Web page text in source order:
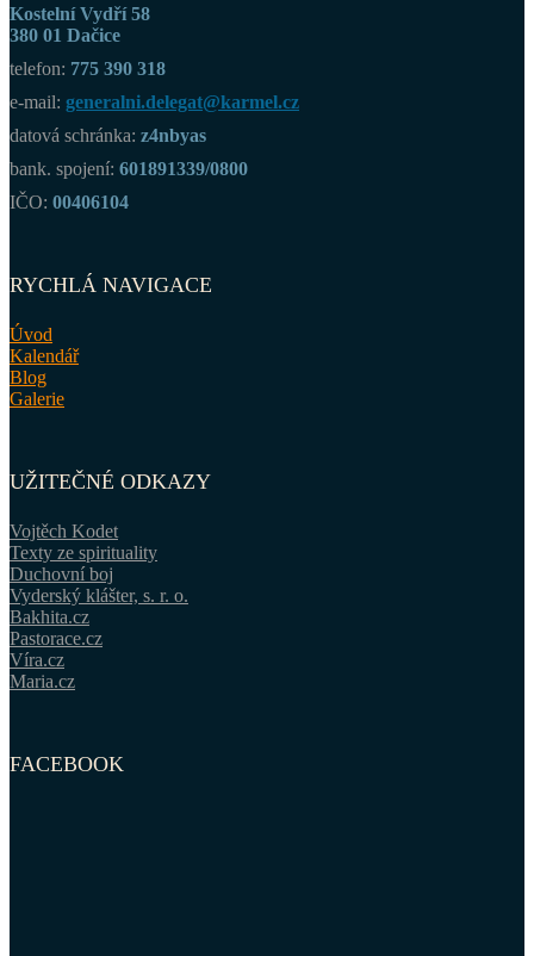
Kostelní Vydří 58
380 01 Dačice
telefon: 775 390 318
e-mail: generalni.delegat@karmel.cz
datová schránka: z4nbyas
bank. spojení: 601891339/0800
IČO: 00406104
RYCHLÁ NAVIGACE
Úvod
Kalendář
Blog
Galerie
UŽITEČNÉ ODKAZY
Vojtěch Kodet
Texty ze spirituality
Duchovní boj
Vyderský klášter, s. r. o.
Bakhita.cz
Pastorace.cz
Víra.cz
Maria.cz
FACEBOOK